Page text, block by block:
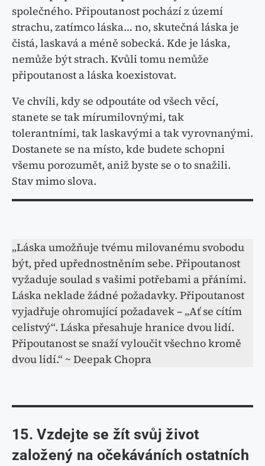
společného. Připoutanost pochází z území
strachu, zatímco láska… no, skutečná láska je
čistá, laskavá a méně sobecká. Kde je láska,
nemůže být strach. Kvůli tomu nemůže
připoutanost a láska koexistovat.
Ve chvíli, kdy se odpoutáte od všech věcí,
stanete se tak mírumilovnými, tak
tolerantními, tak laskavými a tak vyrovnanými.
Dostanete se na místo, kde budete schopni
všemu porozumět, aniž byste se o to snažili.
Stav mimo slova.
„Láska umožňuje tvému ​​milovanému svobodu
být, před upřednostněním sebe. Připoutanost
vyžaduje soulad s vašimi potřebami a přáními.
Láska neklade žádné požadavky. Připoutanost
vyjadřuje ohromující požadavek – „Ať se cítím
celistvý“. Láska přesahuje hranice dvou lidí.
Připoutanost se snaží vyloučit všechno kromě
dvou lidí.“ ~ Deepak Chopra
15. Vzdejte se žít svůj život
založený na očekáváních ostatních